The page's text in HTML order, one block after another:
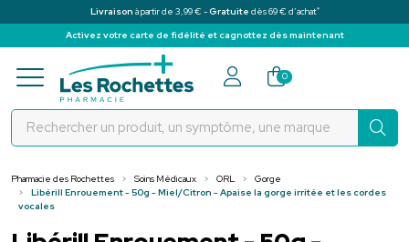
Livraison à partir de 3,99 € -Gratuite dès 69 € d’achat*
Activez votre carte de fidélité et cagnottez dès maintenant
Pharmacie des Rochettes Votre
0
Pharmacie des Rochettes Soins Médicaux ORL
Gorge
Libérill Enrouement - 50g - Miel/Citron - Apaise la gorge irritée et les cordes
vocales